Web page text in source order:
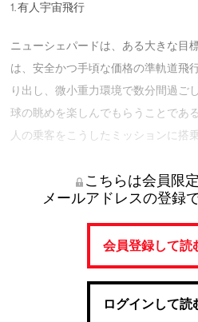
1. 有人宇宙飛行
ニューシェパードは、ある大きな目
は、安全かつ手頃な価格の準軌道飛
り出し、微小重力環境で数分間過ご
球の眺めを楽しんでもらうことであ
人の乗客をこうしたミッションに搭
こちらは会員限
メールアドレスの登録
会員登録して読
ログインして読